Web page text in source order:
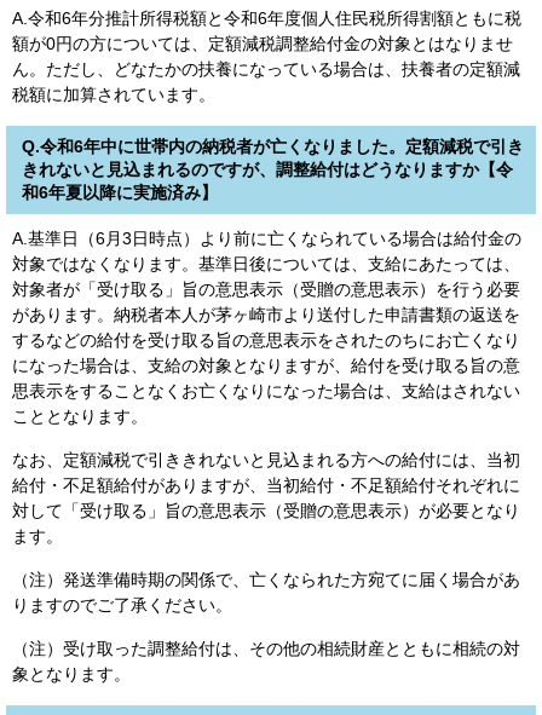
A.令和6年分推計所得税額と令和6年度個人住民税所得割額ともに税
額が0円の方については、定額減税調整給付金の対象とはなりませ
ん。ただし、どなたかの扶養になっている場合は、扶養者の定額減
税額に加算されています。
Q.令和6年中に世帯内の納税者が亡くなりました。定額減税で引き
きれないと見込まれるのですが、調整給付はどうなりますか【令
和6年夏以降に実施済み】
A.基準日（6月3日時点）より前に亡くなられている場合は給付金の
対象ではなくなります。基準日後については、支給にあたっては、
対象者が「受け取る」旨の意思表示（受贈の意思表示）を行う必要
があります。納税者本人が茅ヶ崎市より送付した申請書類の返送を
するなどの給付を受け取る旨の意思表示をされたのちにお亡くなり
になった場合は、支給の対象となりますが、給付を受け取る旨の意
思表示をすることなくお亡くなりになった場合は、支給はされない
こととなります。
なお、定額減税で引ききれないと見込まれる方への給付には、当初
給付・不足額給付がありますが、当初給付・不足額給付それぞれに
対して「受け取る」旨の意思表示（受贈の意思表示）が必要となり
ます。
（注）発送準備時期の関係で、亡くなられた方宛てに届く場合があ
りますのでご了承ください。
（注）受け取った調整給付は、その他の相続財産とともに相続の対
象となります。